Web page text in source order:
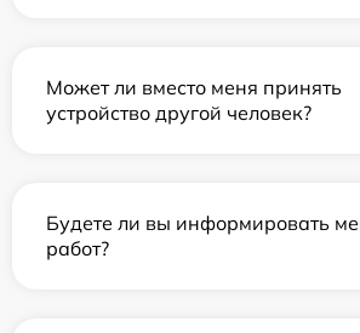
Может ли вместо меня принять
устройство другой человек?
Будете ли вы информировать
работ?